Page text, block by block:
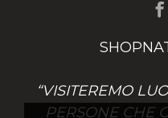
“VISITEREMO
PERSONE CHE